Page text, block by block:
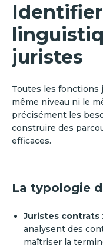
juristes
Toutes les fonctions
même niveau ni le
précisément les
construire des
efficaces.
La typologie
Juristes contrats
analysent des
maîtriser la